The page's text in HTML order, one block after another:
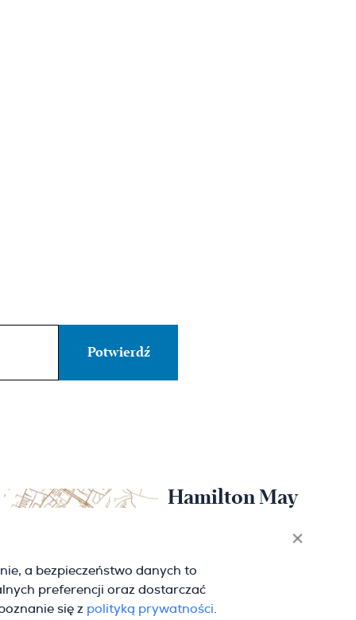
Hamilton May
53-656 Wrocław
(+48) 71 727 19 76
wroclaw@hamiltonmay.com
a bezpieczeństwo danych to
preferencji oraz dostarczać
się z polityką prywatności